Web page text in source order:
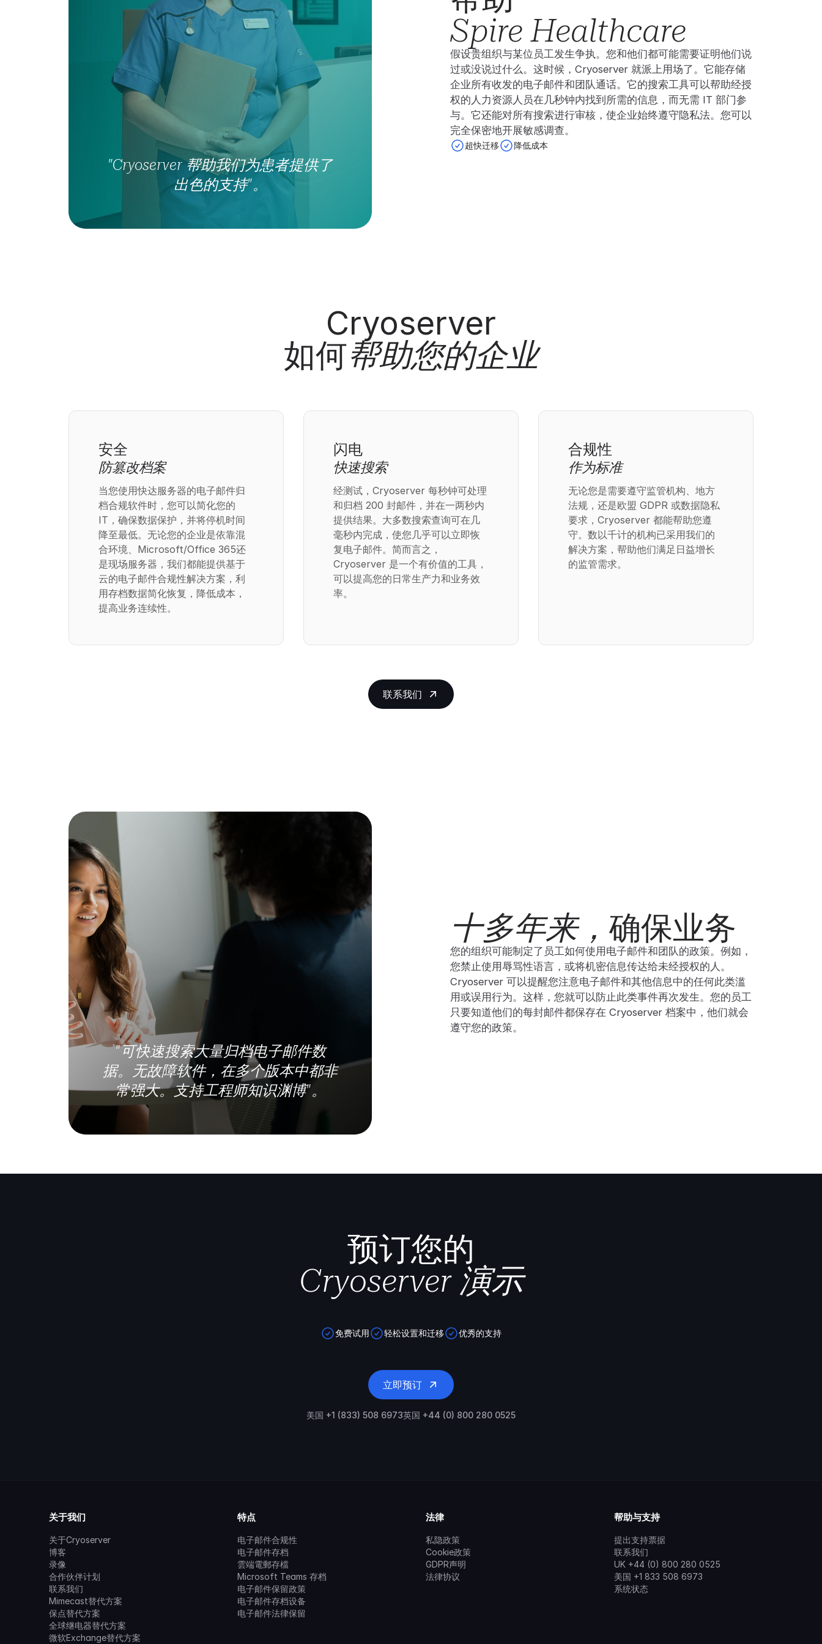
Spire Healthcare
假设贵组织与某位员工发生争执。您和他们都可能需要证明他们说
过或没说过什么。这时候，Cryoserver 就派上用场了。它能存储
企业所有收发的电子邮件和团队通话。它的搜索工具可以帮助经授
权的人力资源人员在几秒钟内找到所需的信息，而无需 IT 部门参
与。它还能对所有搜索进行审核，使企业始终遵守隐私法。您可以
完全保密地开展敏感调查。
超快迁移 降低成本
"Cryoserver 帮助我们为患者提供了
出色的支持"。
Cryoserver
如何帮助您的企业
安全
防篡改档案
当您使用快达服务器的电子邮件归
档合规软件时，您可以简化您的
IT，确保数据保护，并将停机时间
降至最低。无论您的企业是依靠混
合环境、Microsoft/Office 365还
是现场服务器，我们都能提供基于
云的电子邮件合规性解决方案，利
用存档数据简化恢复，降低成本，
提高业务连续性。
闪电
快速搜索
经测试，Cryoserver 每秒钟可处理
和归档 200 封邮件，并在一两秒内
提供结果。大多数搜索查询可在几
毫秒内完成，使您几乎可以立即恢
复电子邮件。简而言之，
Cryoserver 是一个有价值的工具，
可以提高您的日常生产力和业务效
率。
合规性
作为标准
无论您是需要遵守监管机构、地方
法规，还是欧盟 GDPR 或数据隐私
要求，Cryoserver 都能帮助您遵
守。数以千计的机构已采用我们的
解决方案，帮助他们满足日益增长
的监管需求。
联系我们
十多年来， 确保业务
您的组织可能制定了员工如何使用电子邮件和团队的政策。例如，
您禁止使用辱骂性语言，或将机密信息传达给未经授权的人。
Cryoserver 可以提醒您注意电子邮件和其他信息中的任何此类滥
用或误用行为。这样，您就可以防止此类事件再次发生。您的员工
只要知道他们的每封邮件都保存在 Cryoserver 档案中，他们就会
遵守您的政策。
"可快速搜索大量归档电子邮件数
据。无故障软件，在多个版本中都非
常强大。支持工程师知识渊博"。
预订您的
Cryoserver 演示
免费试用 轻松设置和迁移 优秀的支持
立即预订
美国 +1 (833) 508 6973英国 +44 (0) 800 280 0525
关于我们
关于Cryoserver
博客
录像
合作伙伴计划
联系我们
Mimecast替代方案
保点替代方案
全球继电器替代方案
微软Exchange替代方案
特点
电子邮件合规性
电子邮件存档
雲端電郵存檔
Microsoft Teams 存档
电子邮件保留政策
电子邮件存档设备
电子邮件法律保留
法律
私隐政策
Cookie政策
GDPR声明
法律协议
帮助与支持
提出支持票据
联系我们
UK +44 (0) 800 280 0525
美国 +1 833 508 6973
系统状态